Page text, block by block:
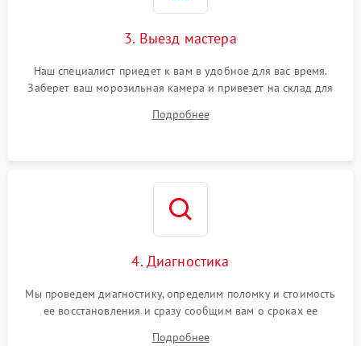
3. Выезд мастера
Наш специалист приедет к вам в удобное для вас время.
Заберет ваш морозильная камера и привезет на склад для
Подробнее
4. Диагностика
Мы проведем диагностику, определим поломку и стоимость
ее восстановления и сразу сообщим вам о сроках ее
Подробнее